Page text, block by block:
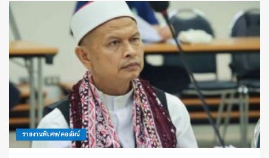
รายงานพิเศษ/คอลัมน์